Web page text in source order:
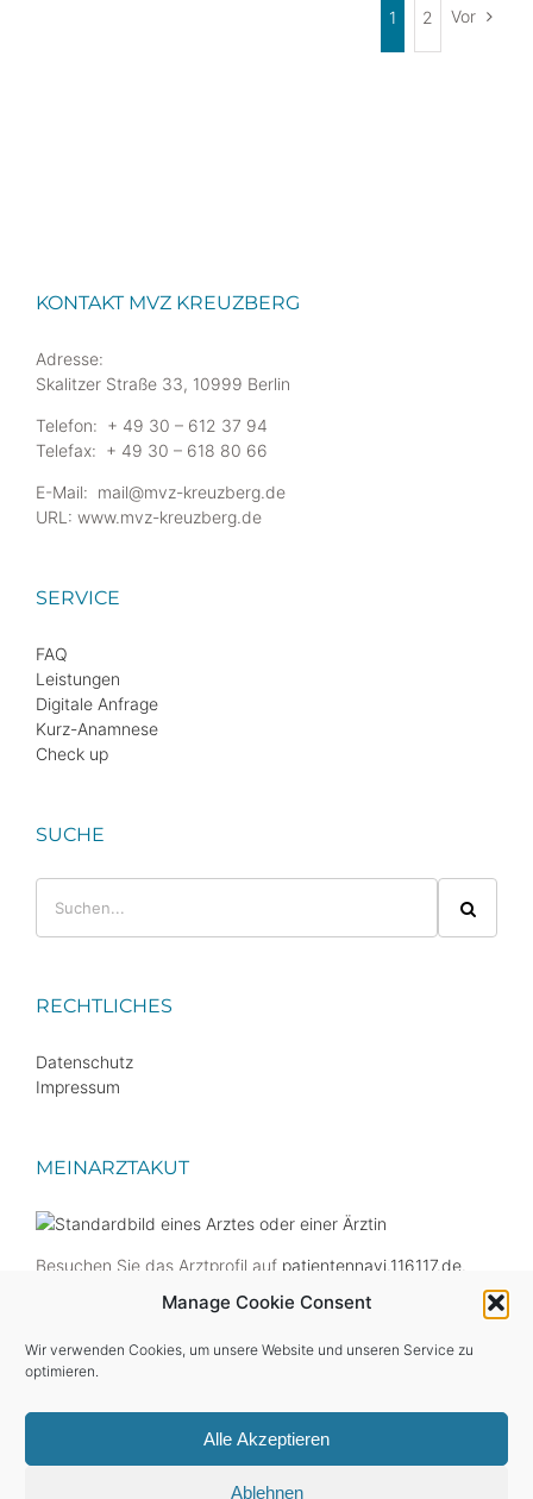
Manage Cookie Consent
Wir verwenden Cookies, um unsere Website und unseren Service zu
optimieren.
Alle Akzeptieren
Ablehnen
1 2 Vor
KONTAKT MVZ KREUZBERG
Adresse:
Skalitzer Straße 33, 10999 Berlin
Telefon: + 49 30 – 612 37 94
Telefax: + 49 30 – 618 80 66
E-Mail: mail@mvz-kreuzberg.de
URL: www.mvz-kreuzberg.de
SERVICE
FAQ
Leistungen
Digitale Anfrage
Kurz-Anamnese
Check up
SUCHE
nach:
RECHTLICHES
Datenschutz
Impressum
MEINARZTAKUT
Besuchen Sie das Arztprofil auf patientennavi.116117.de.
Der ärztliche Bereitschaftsdienst unter 116117 hilft Ihnen
außerhalb unserer Sprechstundenzeiten.